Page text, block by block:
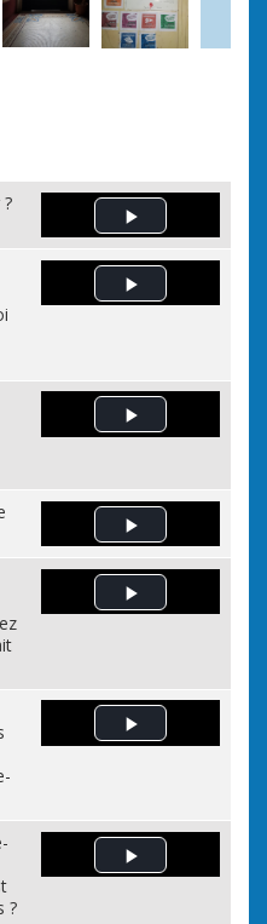
Play Video
Play Video
Play Video
Play Video
Play Video
Play Video
?
Play Video